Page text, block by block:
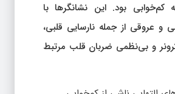
بود. این نشانگرها با
و عروقی از جمله نارسایی قلبی،
و بی‌نظمی ضربان قلب مرتبط